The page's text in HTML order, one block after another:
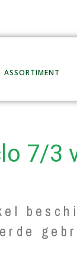
ASSORTIMENT
7/3